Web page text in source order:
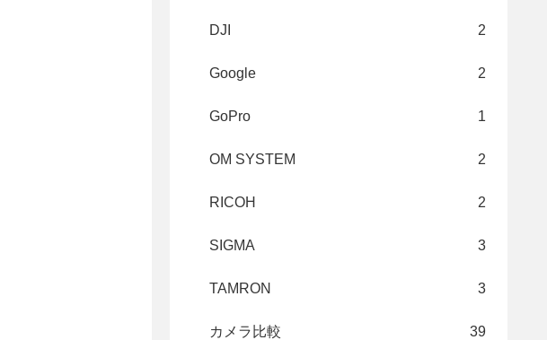
DJI 2
Google 2
GoPro 1
OM SYSTEM 2
RICOH 2
SIGMA 3
TAMRON 3
カメラ比較 39